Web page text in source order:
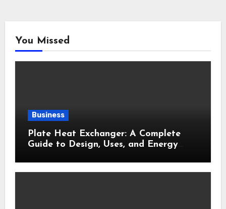
You Missed
Business
Plate Heat Exchanger: A Complete
Guide to Design, Uses, and Energy